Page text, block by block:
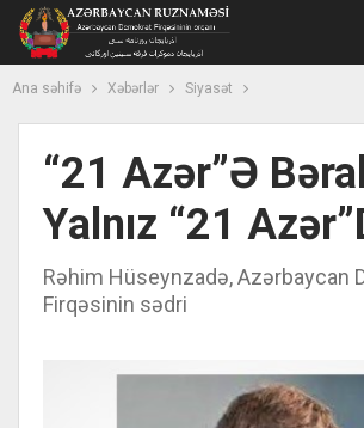
Ana səhifə Xəbərlər Siyasət
“21 Azər”ə
Yalnız “21
Rəhim Hüseynzadə, Azərbaycan
Firqəsinin sədri